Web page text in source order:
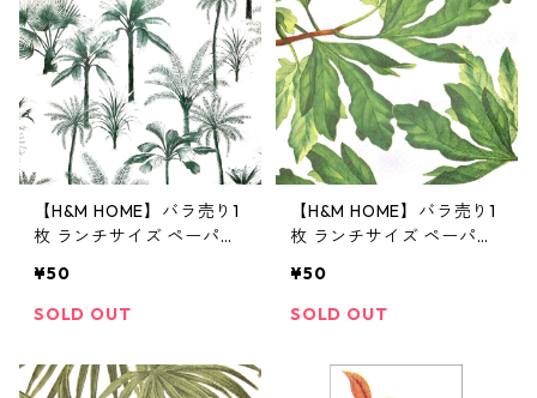
【H&M HOME】バラ売り1
枚 ランチサイズ ペーパー
イト
¥50
SOLD OUT
【H&M HOME】バラ売り1
枚 ランチサイズ ペーパー
¥50
SOLD OUT